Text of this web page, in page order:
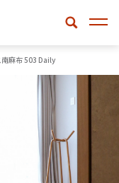
麻布 503 Daily